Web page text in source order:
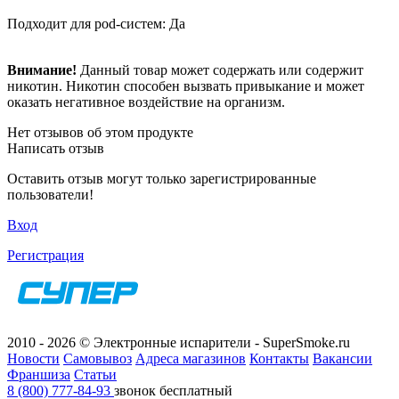
Подходит для pod-систем: Да
Внимание! Данный товар может содержать или содержит
никотин. Никотин способен вызвать привыкание и может
оказать негативное воздействие на организм.
Нет отзывов об этом продукте
Написать отзыв
Оставить отзыв могут только зарегистрированные
пользователи!
Вход
Регистрация
2010 - 2026 © Электронные испарители - SuperSmoke.ru
Новости Самовывоз Адреса магазинов Контакты Вакансии
Франшиза Статьи
8 (800) 777-84-93 звонок бесплатный